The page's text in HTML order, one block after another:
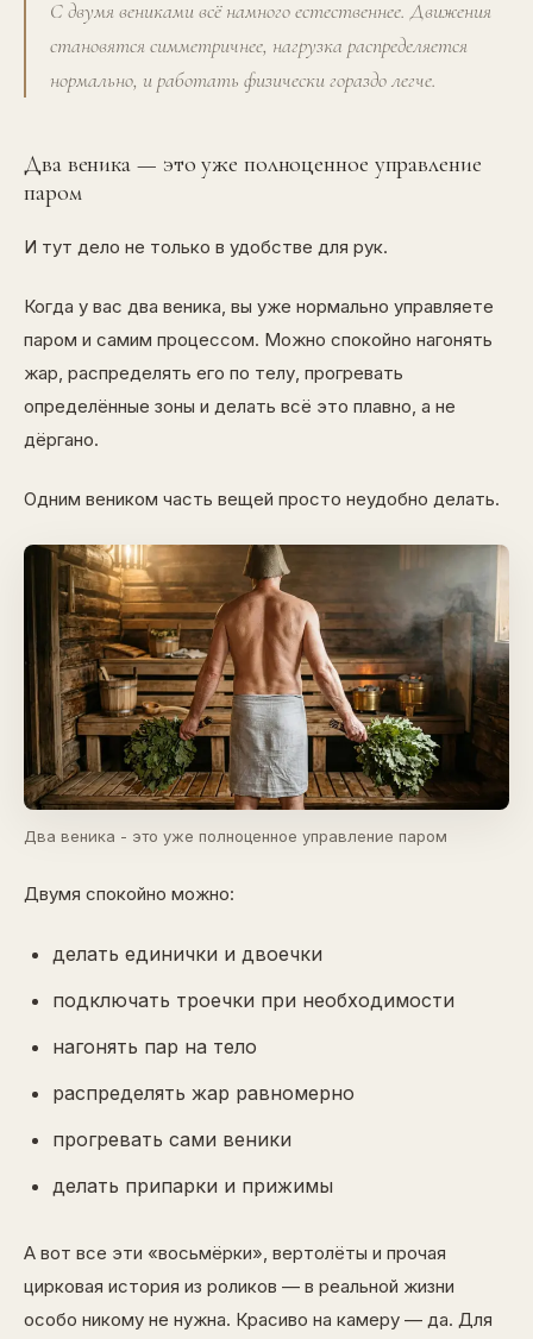
С двумя вениками всё намного естественнее. Движения
становятся симметричнее, нагрузка распределяется
нормально, и работать физически гораздо легче.
Два веника — это уже полноценное управление
паром
И тут дело не только в удобстве для рук.
Когда у вас два веника, вы уже нормально управляете
паром и самим процессом. Можно спокойно нагонять
жар, распределять его по телу, прогревать
определённые зоны и делать всё это плавно, а не
дёргано.
Одним веником часть вещей просто неудобно делать.
Два веника - это уже полноценное управление паром
Двумя спокойно можно:
делать единички и двоечки
подключать троечки при необходимости
нагонять пар на тело
распределять жар равномерно
прогревать сами веники
делать припарки и прижимы
А вот все эти «восьмёрки», вертолёты и прочая
цирковая история из роликов — в реальной жизни
особо никому не нужна. Красиво на камеру — да. Для